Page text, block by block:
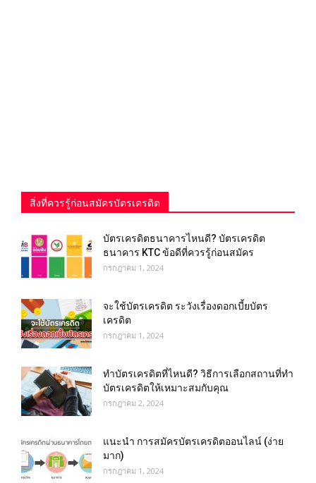
สิ่งที่ควรรู้ก่อนสมัครบัตรเครดิต
บัตรเครดิตธนาคารไหนดี? บัตรเครดิต
ธนาคาร KTC ข้อดีที่ควรรู้ก่อนสมัคร
กรกฎาคม 1, 2024
จะใช้บัตรเครดิต ระวังเรื่องดอกเบี้ยบัตร
เครดิต
กรกฎาคม 1, 2024
ทําบัตรเครดิตที่ไหนดี? วิธีการเลือกสถานที่ทำ
บัตรเครดิตให้เหมาะสมกับคุณ
กรกฎาคม 2, 2024
แนะนำ การสมัครบัตรเครดิตออนไลน์ (ง่าย
มาก)
กรกฎาคม 1, 2024